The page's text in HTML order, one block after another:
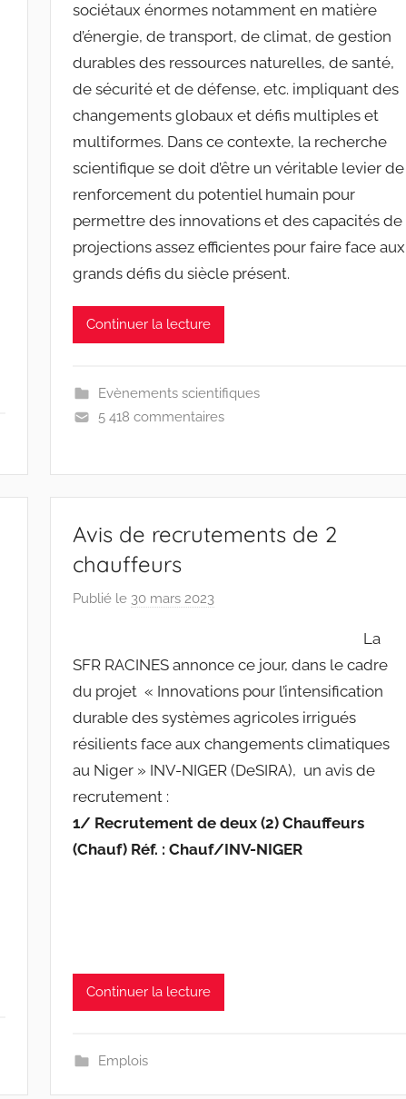
i
w
p
sociétaux énormes notamment en matière
d’énergie, de transport, de climat, de gestion
durables des ressources naturelles, de santé,
de sécurité et de défense, etc. impliquant des
changements globaux et défis multiples et
multiformes. Dans ce contexte, la recherche
scientifique se doit d’être un véritable levier de
renforcement du potentiel humain pour
permettre des innovations et des capacités de
projections assez efficientes pour faire face aux
grands défis du siècle présent.
Continuer la lecture
Evènements scientifiques
5 418 commentaires
Avis de recrutements de 2
chauffeurs
Publié le 30 mars 2023
r
a
c
i
n
w
La
SFR RACINES annonce ce jour, dans le cadre
du projet « Innovations pour l’intensification
durable des systèmes agricoles irrigués
résilients face aux changements climatiques
au Niger » INV-NIGER (DeSIRA), un avis de
recrutement :
1/ Recrutement de deux (2) Chauffeurs
(Chauf) Réf. : Chauf/INV-NIGER
Continuer la lecture
Emplois